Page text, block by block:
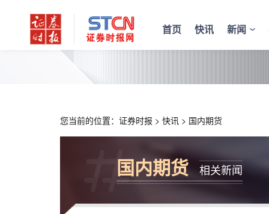
首页 快讯 新闻
您当前的位置： 证券时报 > 快讯 > 国内期货
国内期货 相关新闻